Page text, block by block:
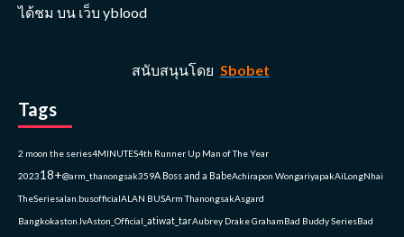
ได้ชม บน เว็บ yblood
สนับสนุนโดย Sbobet
Tags
2 moon the series4MINUTES4th Runner Up Man of The Year
202318+@arm_thanongsak359A Boss and a BabeAchirapon WongariyapakAiLongNhai
TheSeriesalan.busofficialALAN BUSArm ThanongsakAsgard
Bangkokaston.lvAston_Official_ atiwat_tarAubrey Drake GrahamBad Buddy SeriesBad